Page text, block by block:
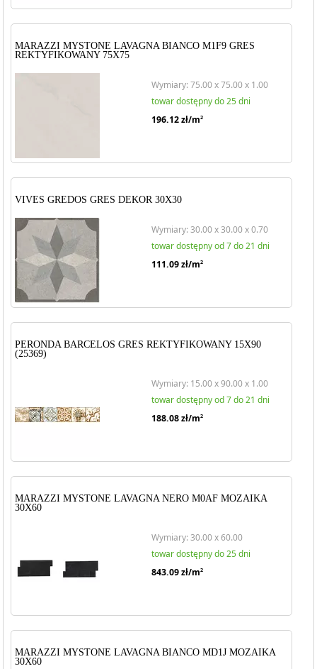
MARAZZI MYSTONE LAVAGNA BIANCO M1F9 GRES
REKTYFIKOWANY 75X75
Wymiary: 75.00 x 75.00 x 1.00
towar dostępny do 25 dni
196.12zł/m2
VIVES GREDOS GRES DEKOR 30X30
Wymiary: 30.00 x 30.00 x 0.70
towar dostępny od 7 do 21 dni
111.09zł/m2
PERONDA BARCELOS GRES REKTYFIKOWANY 15X90
(25369)
Wymiary: 15.00 x 90.00 x 1.00
towar dostępny od 7 do 21 dni
188.08zł/m2
MARAZZI MYSTONE LAVAGNA NERO M0AF MOZAIKA
30X60
Wymiary: 30.00 x 60.00
towar dostępny do 25 dni
843.09zł/m2
MARAZZI MYSTONE LAVAGNA BIANCO MD1J MOZAIKA
30X60